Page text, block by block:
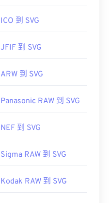
ICO 到 SVG
JFIF 到 SVG
ARW 到 SVG
Panasonic RAW 到 SVG
NEF 到 SVG
Sigma RAW 到 SVG
Kodak RAW 到 SVG